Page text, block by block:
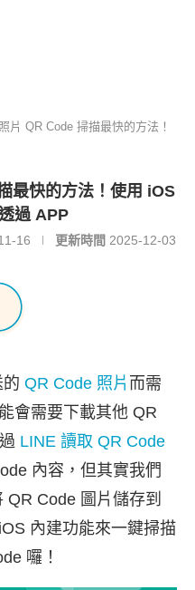
片 QR Code 掃描最快的方法！
最快的方法！使用 iOS
過 APP
16 更新時間 2025-12-03
QR Code 照片 而需
會需要下載其他 QR
LINE 讀取 QR Code
內容，但其實我們
Code 圖片儲存到
內建功能來一鍵掃描
囉！